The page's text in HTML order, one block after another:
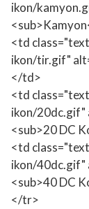
ikon/
<td
ikon/tir.gif"
</td>
<td
ikon/20dc.gif"
<sub>20 DC
<td
ikon/40dc.gif"
<sub>40 DC
</tr>